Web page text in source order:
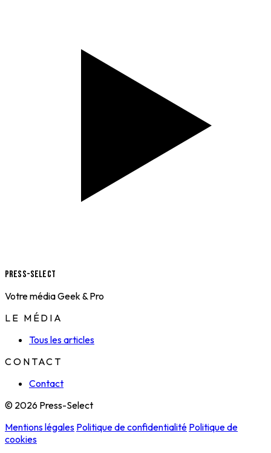
Press-Select
Votre média Geek & Pro
LE MÉDIA
Tous les articles
CONTACT
Contact
© 2026 Press-Select
Mentions légales Politique de confidentialité Politique de
cookies